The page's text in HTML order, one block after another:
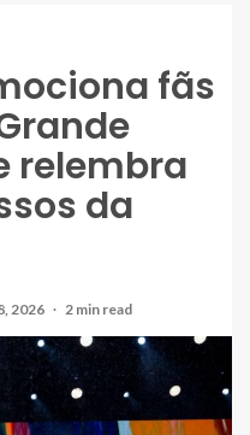
fãs
relembra
da
2026 2 min read